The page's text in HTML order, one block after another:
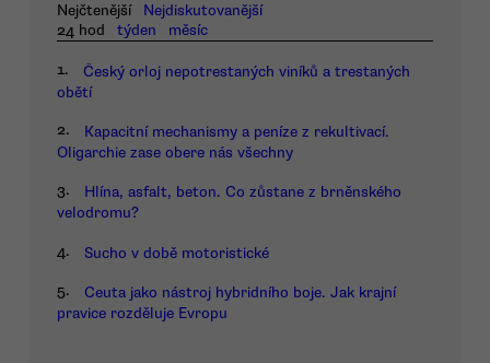
Nejčtenější
Nejdiskutovanější
24 hod
týden měsíc
1.
Český orloj nepotrestaných viníků a trestaných
obětí
2.
Kapacitní mechanismy a peníze z rekultivací.
Oligarchie zase obere nás všechny
3.
Hlína, asfalt, beton. Co zůstane z brněnského
velodromu?
4. Sucho v době motoristické
5.
Ceuta jako nástroj hybridního boje. Jak krajní
pravice rozděluje Evropu